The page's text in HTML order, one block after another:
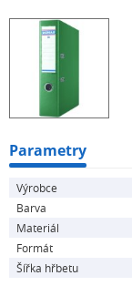
Parametry
Výrobce
Barva
Materiál
Formát
Šířka hřbetu